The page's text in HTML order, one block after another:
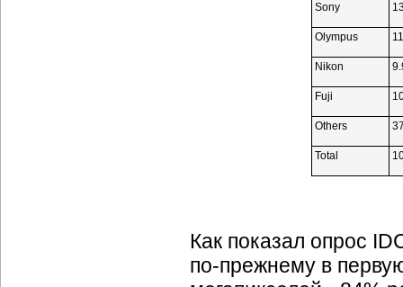
Sony
Olympus
Nikon
Fuji
Others
Total
Как показал опрос
по-прежнему в